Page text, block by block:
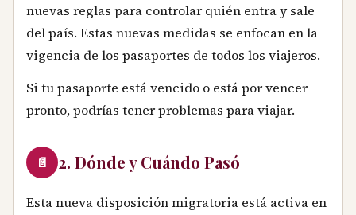
nuevas reglas para controlar quién entra y sale
del país. Estas nuevas medidas se enfocan en la
vigencia de los pasaportes de todos los viajeros.
Si tu pasaporte está vencido o está por vencer
pronto, podrías tener problemas para viajar.
📄 2. Dónde y Cuándo Pasó
Esta nueva disposición migratoria está activa en